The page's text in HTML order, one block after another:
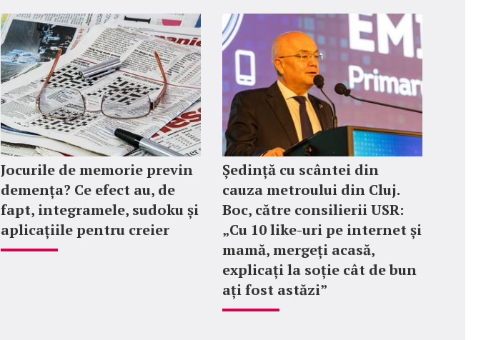
Jocurile de memorie previn
demența? Ce efect au, de
fapt, integramele, sudoku și
aplicațiile pentru creier
Ședință cu scântei din
cauza metroului din Cluj.
Boc, către consilierii USR:
„Cu 10 like-uri pe internet și
mamă, mergeți acasă,
explicați la soție cât de bun
ați fost astăzi”